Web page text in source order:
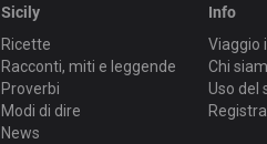
Sicily
Ricette
Racconti, miti e leggende
Proverbi
Modi di dire
News
Info
Viaggio
Chi
Uso del